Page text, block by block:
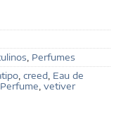
, Perfumes
, creed, Eau de
Perfume, vetiver